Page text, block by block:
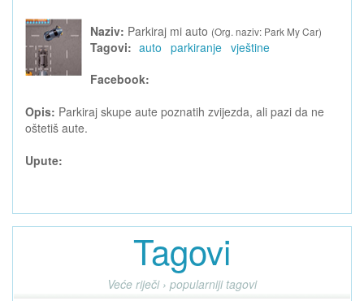
Naziv: Parkiraj mi auto (Org. naziv: Park My Car)
Tagovi: auto parkiranje vještine
Facebook:
Opis: Parkiraj skupe aute poznatih zvijezda, ali pazi da ne
oštetiš aute.
Upute:
Tagovi
Veće riječi › popularniji tagovi